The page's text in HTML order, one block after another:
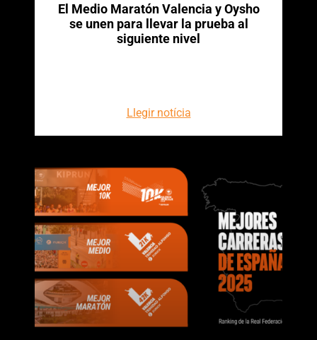
El Medio Maratón Valencia y Oysho
se unen para llevar la prueba al
siguiente nivel
Llegir notícia